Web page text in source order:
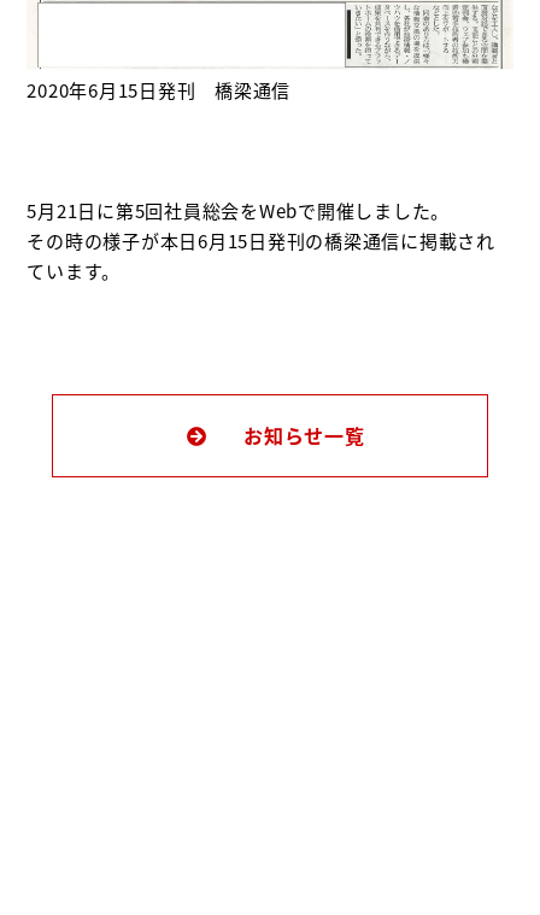
2020年6月15日発刊 橋梁通信
5月21日に第5回社員総会をWebで開催しました。
その時の様子が本日6月15日発刊の橋梁通信に掲載され
ています。
お知らせ一覧